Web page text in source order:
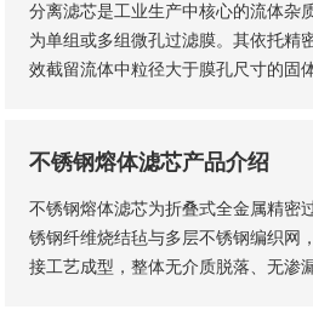
分离滤芯是工业生产中核心的流体杂
为单组或多组微孔过滤膜。其依托精
效截留流体中粒径大于膜孔尺寸的固
工、石油、钢铁、矿山等各类工业场
不锈钢熔体滤芯产品介绍
不锈钢熔体滤芯为折叠式全金属精密
锈钢纤维烧结毡与多层不锈钢编织网
接工艺成型，整体无介质脱落、无渗